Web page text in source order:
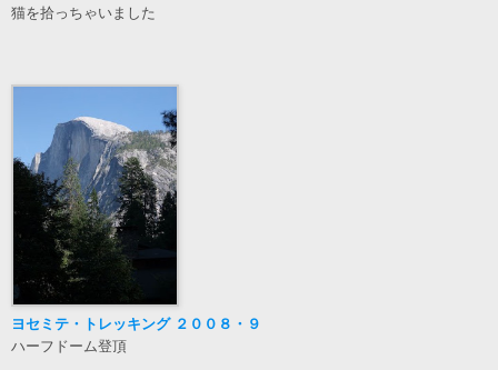
猫を拾っちゃいました
ヨセミテ・トレッキング ２００８・９
ハーフドーム登頂